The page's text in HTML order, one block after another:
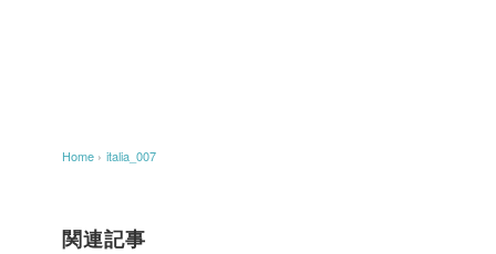
Home › italia_007
関連記事